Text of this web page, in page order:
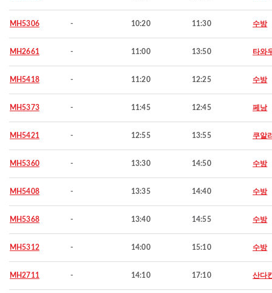
MH5306 - 10:20 11:30 수방
MH2661 - 11:00 13:50 타와
MH5418 - 11:20 12:25 수방
MH5373 - 11:45 12:45 페낭
MH5421 - 12:55 13:55 쿠알
MH5360 - 13:30 14:50 수방
MH5408 - 13:35 14:40 수방
MH5368 - 13:40 14:55 수방
MH5312 - 14:00 15:10 수방
MH2711 - 14:10 17:10 산다